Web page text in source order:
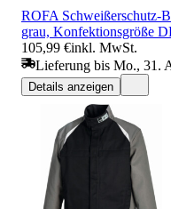
ROFA Schweißerschutz-
grau, Konfektionsgröße
105,99 €inkl. MwSt.
Lieferung bis Mo., 31.
Details anzeigen